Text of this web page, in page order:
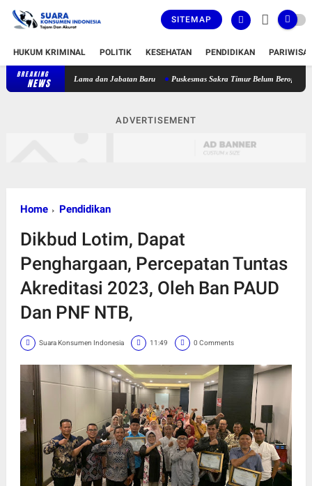
SITEMAP
HUKUM KRIMINAL POLITIK KESEHATAN PENDIDIKAN
BREAKING
NEWS
Jabatan Lama dan Jabatan Baru Puskesmas Sakra Timur Belum Beroperasi, FPM2
ADVERTISEMENT
Home Pendidikan
Dikbud Lotim, Dapat
Penghargaan, Percepatan Tuntas
Akreditasi 2023, Oleh Ban PAUD
Dan PNF NTB,
Suara Konsumen Indonesia 11:49 0 Comments